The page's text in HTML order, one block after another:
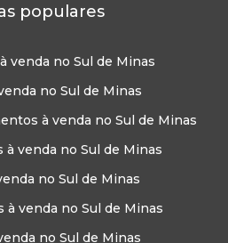
populares
venda no Sul de Minas
no Sul de Minas
à venda no Sul de Minas
à venda no Sul de Minas
no Sul de Minas
à venda no Sul de Minas
no Sul de Minas